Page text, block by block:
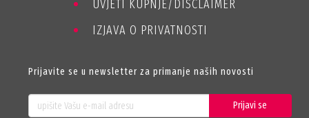
UVJETI KUPNJE/DISCLAIMER
IZJAVA O PRIVATNOSTI
Prijavite se u newsletter za primanje naših novosti
Prijavi se